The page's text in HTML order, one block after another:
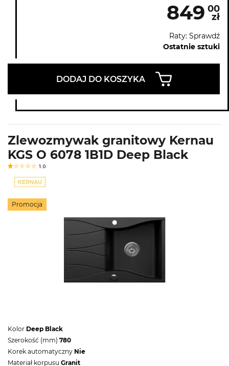
849 00
zł
Raty: Sprawdź
Ostatnie sztuki
DODAJ DO KOSZYKA
Zlewozmywak granitowy Kernau
KGS O 6078 1B1D Deep Black
1.0
Promocja
Kolor Deep Black
Szerokość (mm) 780
Korek automatyczny Nie
Materiał korpusu Granit